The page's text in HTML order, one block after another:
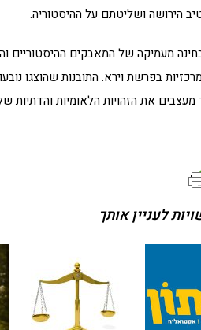
הירושה ושליטתם על ההיסטוריה.
מעמיקה של המאבקים ההיסטוריים
בפרשת וירא. התובנות שהוצגו
את הזהויות הלאומיות והדתיות
לעניין אותך